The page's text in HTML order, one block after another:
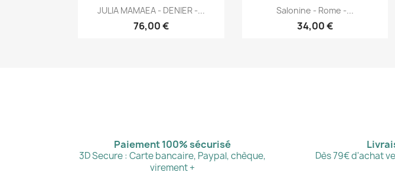
Aperçu rapide
JULIA MAMAEA - DENIER -...
76,00 €
Aperçu rapide
Salonine - Rome -...
34,00 €
Paiement 100% sécurisé
3D Secure : Carte bancaire, Paypal, chèque,
virement +
Dès 79€ d'achat